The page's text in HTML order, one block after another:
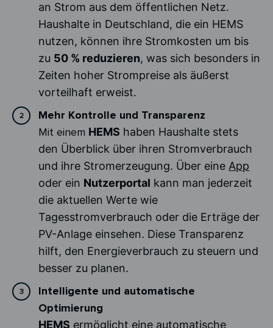
an Strom aus dem öffentlichen Netz.
Haushalte in Deutschland, die ein HEMS
nutzen, können ihre Stromkosten um bis
zu 50 % reduzieren, was sich besonders in
Zeiten hoher Strompreise als äußerst
vorteilhaft erweist.
Mehr Kontrolle und Transparenz
Mit einem HEMS haben Haushalte stets
den Überblick über ihren Stromverbrauch
und ihre Stromerzeugung. Über eineApp
oder ein Nutzerportal kann man jederzeit
die aktuellen Werte wie
Tagesstromverbrauch oder die Erträge der
PV-Anlage einsehen. Diese Transparenz
hilft, den Energieverbrauch zu steuern und
besser zu planen.
Intelligente und automatische
Optimierung
HEMS ermöglicht eine automatische